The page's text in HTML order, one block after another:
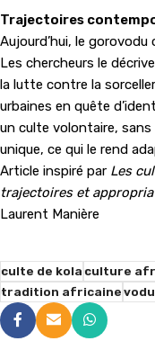
Trajectoires
Aujourd’hui, le
Les chercheurs le
la lutte contre la
urbaines en quête
un culte volontaire,
unique, ce qui le rend
Article inspiré par Les
trajectoires et
Laurent Manière
culte de kolaculture
tradition africaine